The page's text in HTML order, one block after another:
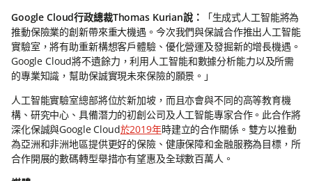
Google Cloud行政總裁Thomas Kurian說：
「生成式人工智能將為
推動保險業的創新帶來重大機遇。今次我們與保誠合作推出人工智能
實驗室，將有助重新構想客戶體驗、優化營運及發掘新的增長機遇。
Google Cloud將不遺餘力，利用人工智能和數據分析能力以及所需
的專業知識，幫助保誠實現未來保險的願景。」
人工智能實驗室總部將位於新加坡，而且亦會與不同的高等教育機
構、研究中心、具備潛力的初創公司及人工智能專家合作。此合作將
深化保誠與Google Cloud於2019年時建立的合作關係。雙方以推動
為亞洲和非洲地區提供更好的保險、健康保障和金融服務為目標，所
合作開展的數碼轉型舉措亦有望惠及全球數百萬人。